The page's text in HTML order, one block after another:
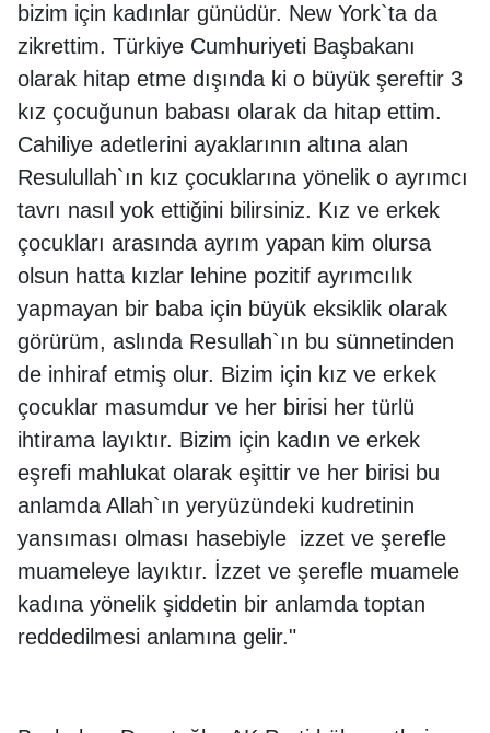
bizim için kadınlar günüdür. New York`ta da
zikrettim. Türkiye Cumhuriyeti Başbakanı
olarak hitap etme dışında ki o büyük şereftir 3
kız çocuğunun babası olarak da hitap ettim.
Cahiliye adetlerini ayaklarının altına alan
Resulullah`ın kız çocuklarına yönelik o ayrımcı
tavrı nasıl yok ettiğini bilirsiniz. Kız ve erkek
çocukları arasında ayrım yapan kim olursa
olsun hatta kızlar lehine pozitif ayrımcılık
yapmayan bir baba için büyük eksiklik olarak
görürüm, aslında Resullah`ın bu sünnetinden
de inhiraf etmiş olur. Bizim için kız ve erkek
çocuklar masumdur ve her birisi her türlü
ihtirama layıktır. Bizim için kadın ve erkek
eşrefi mahlukat olarak eşittir ve her birisi bu
anlamda Allah`ın yeryüzündeki kudretinin
yansıması olması hasebiyle izzet ve şerefle
muameleye layıktır. İzzet ve şerefle muamele
kadına yönelik şiddetin bir anlamda toptan
reddedilmesi anlamına gelir."